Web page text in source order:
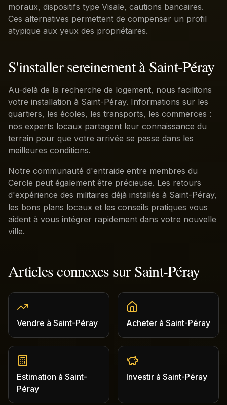
moraux, dispositifs type Visale, cautions bancaires.
Ces alternatives permettent de compenser un profil
atypique aux yeux des propriétaires.
S'installer sereinement à Saint-Péray
Au-delà de la recherche de logement, nous facilitons
votre installation à Saint-Péray. Informations sur les
quartiers, les écoles, les transports, les commerces :
nos experts locaux partagent leur connaissance du
terrain pour que votre arrivée se passe dans les
meilleures conditions.
Notre communauté d'entraide entre membres du
Cercle peut également être précieuse. Les retours
d'expérience des militaires déjà installés à Saint-Péray,
les bons plans locaux et les conseils pratiques vous
aident à vous intégrer rapidement dans votre nouvelle
ville.
Articles connexes sur Saint-Péray
Vendre à Saint-Péray Acheter à Saint-Péray
Estimation à Saint-
Péray
Investir à Saint-Péray